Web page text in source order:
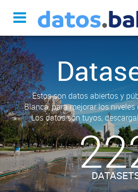
Estos son datos abiertos y
Blanca, para mejorar los
Los datos son tuyos,